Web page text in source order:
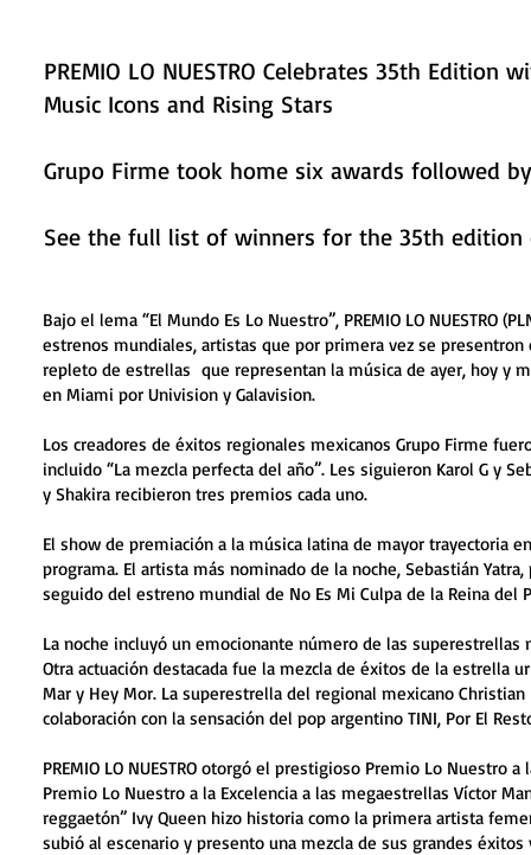
PREMIO LO NUESTRO Celebrates 35th
Music Icons and Rising Stars
Grupo Firme took home six awards followed
See the full list of winners for the 35th edition
Bajo el lema “El Mundo Es Lo Nuestro”, PREMIO LO
estrenos mundiales, artistas que por primera vez se
repleto de estrellas que representan la música de ayer, hoy y
en Miami por Univision y Galavision.
Los creadores de éxitos regionales mexicanos Grupo Firme
incluido “La mezcla perfecta del año”. Les siguieron Karol G y
y Shakira recibieron tres premios cada uno.
El show de premiación a la música latina de mayor trayectoria
programa. El artista más nominado de la noche, Sebastián
seguido del estreno mundial de No Es Mi Culpa de la Reina del
La noche incluyó un emocionante número de las superestrellas
Otra actuación destacada fue la mezcla de éxitos de la estrella
Mar y Hey Mor. La superestrella del regional mexicano
colaboración con la sensación del pop argentino TINI, Por El
PREMIO LO NUESTRO otorgó el prestigioso Premio Lo
Premio Lo Nuestro a la Excelencia a las megaestrellas Víctor
reggaetón” Ivy Queen hizo historia como la primera artista
subió al escenario y presento una mezcla de sus grandes